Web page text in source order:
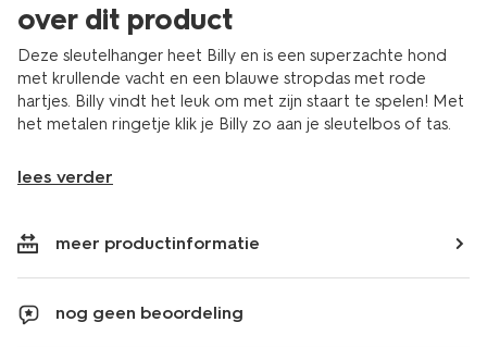
over dit product
Deze sleutelhanger heet Billy en is een superzachte hond
met krullende vacht en een blauwe stropdas met rode
hartjes. Billy vindt het leuk om met zijn staart te spelen! Met
het metalen ringetje klik je Billy zo aan je sleutelbos of tas.
lees verder
meer productinformatie
nog geen beoordeling